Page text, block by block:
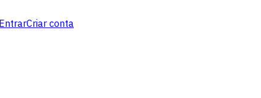
EntrarCriar conta